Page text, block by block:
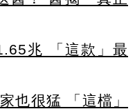
兆 「這款」最
也很猛 「這檔」